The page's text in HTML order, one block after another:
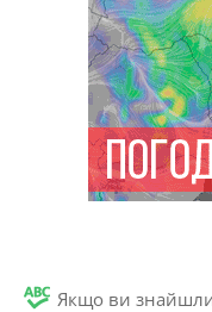
Якщо ви знайшли